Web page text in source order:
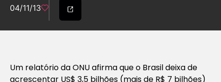
04/11/13
Um relatório da ONU afirma que o Brasil deixa de
acrescentar US$ 3,5 bilhões (mais de R$ 7 bilhões)